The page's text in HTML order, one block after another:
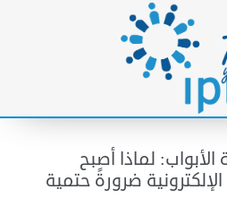
لماذا أصبح
ضرورةً حتمية